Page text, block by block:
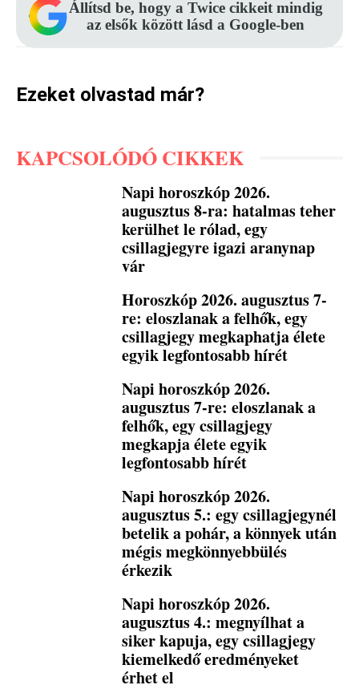
Állítsd be, hogy a Twice cikkeit mindig
az elsők között lásd a Google-ben
Ezeket olvastad már?
KAPCSOLÓDÓ CIKKEK
Napi horoszkóp 2026.
augusztus 8-ra: hatalmas teher
kerülhet le rólad, egy
csillagjegyre igazi aranynap
vár
Horoszkóp 2026. augusztus 7-
re: eloszlanak a felhők, egy
csillagjegy megkaphatja élete
egyik legfontosabb hírét
Napi horoszkóp 2026.
augusztus 7-re: eloszlanak a
felhők, egy csillagjegy
megkapja élete egyik
legfontosabb hírét
Napi horoszkóp 2026.
augusztus 5.: egy csillagjegynél
betelik a pohár, a könnyek után
mégis megkönnyebbülés
érkezik
Napi horoszkóp 2026.
augusztus 4.: megnyílhat a
siker kapuja, egy csillagjegy
kiemelkedő eredményeket
érhet el